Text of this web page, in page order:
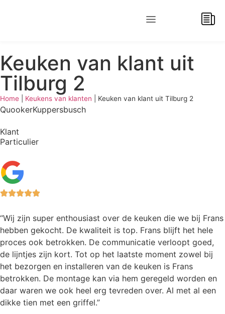
Keuken van klant uit
Tilburg 2
Home Keukens van klanten Keuken van klant uit Tilburg 2
QuookerKuppersbusch
Klant
Particulier
“Wij zijn super enthousiast over de keuken die we bij Frans
hebben gekocht. De kwaliteit is top. Frans blijft het hele
proces ook betrokken. De communicatie verloopt goed,
de lijntjes zijn kort. Tot op het laatste moment zowel bij
het bezorgen en installeren van de keuken is Frans
betrokken. De montage kan via hem geregeld worden en
daar waren we ook heel erg tevreden over. Al met al een
dikke tien met een griffel.”